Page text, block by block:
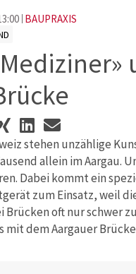
BAUPRAXIS
stehen unzählige
allein im Aargau.
Dabei kommt ein
zum Einsatz, weil
Brücken oft nur schwer
mit dem Aargauer